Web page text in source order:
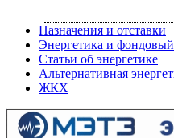
Назначения и отставки
Энергетика и
Статьи об энергетике
Альтернативная
ЖКХ